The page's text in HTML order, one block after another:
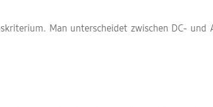
Man unterscheidet zwischen DC- und